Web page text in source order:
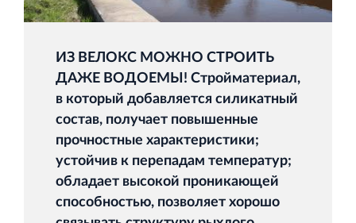
ИЗ ВЕЛОКС МОЖНО СТРОИТЬ
ДАЖЕ ВОДОЕМЫ! Стройматериал,
в который добавляется силикатный
состав, получает повышенные
прочностные характеристики;
устойчив к перепадам температур;
обладает высокой проникающей
способностью, позволяет хорошо